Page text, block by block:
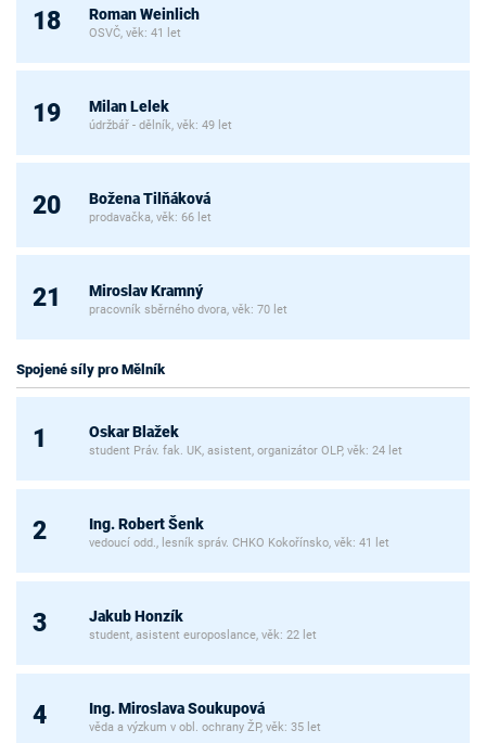
18 Roman Weinlich
OSVČ, věk: 41 let
19 Milan Lelek
údržbář - dělník, věk: 49 let
20 Božena Tilňáková
prodavačka, věk: 66 let
21 Miroslav Kramný
pracovník sběrného dvora, věk: 70 let
Spojené síly pro Mělník
1 Oskar Blažek
student Práv. fak. UK, asistent, organizátor OLP, věk: 24 let
2 Ing. Robert Šenk
vedoucí odd., lesník správ. CHKO Kokořínsko, věk: 41 let
3 Jakub Honzík
student, asistent europoslance, věk: 22 let
4 Ing. Miroslava Soukupová
věda a výzkum v obl. ochrany ŽP, věk: 35 let